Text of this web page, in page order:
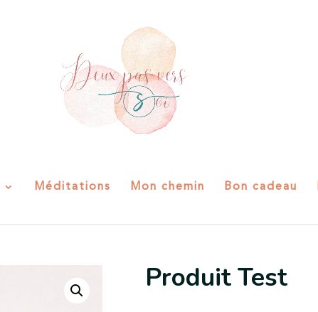
Méditations Mon chemin Bon cadeau
Produit Test